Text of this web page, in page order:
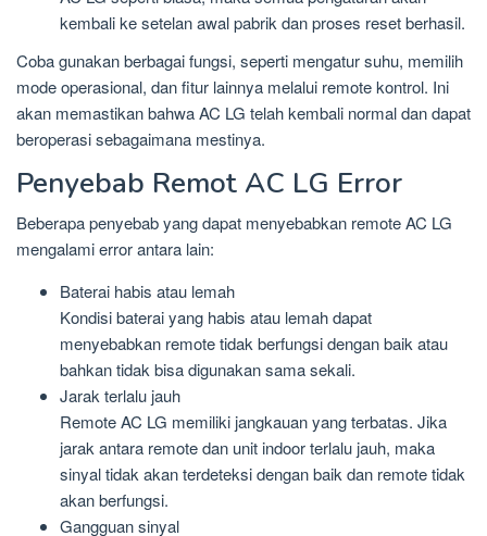
kembali ke setelan awal pabrik dan proses reset berhasil.
Coba gunakan berbagai fungsi, seperti mengatur suhu, memilih
mode operasional, dan fitur lainnya melalui remote kontrol. Ini
akan memastikan bahwa AC LG telah kembali normal dan dapat
beroperasi sebagaimana mestinya.
Penyebab Remot AC LG Error
Beberapa penyebab yang dapat menyebabkan remote AC LG
mengalami error antara lain:
Baterai habis atau lemah
Kondisi baterai yang habis atau lemah dapat
menyebabkan remote tidak berfungsi dengan baik atau
bahkan tidak bisa digunakan sama sekali.
Jarak terlalu jauh
Remote AC LG memiliki jangkauan yang terbatas. Jika
jarak antara remote dan unit indoor terlalu jauh, maka
sinyal tidak akan terdeteksi dengan baik dan remote tidak
akan berfungsi.
Gangguan sinyal